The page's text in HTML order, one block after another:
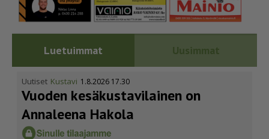
Luetuimmat Uusimmat
Uutiset Kustavi 1.8.2026 17.30
Vuoden kesäkus­ta­vi­lainen on
Annaleena Hakola